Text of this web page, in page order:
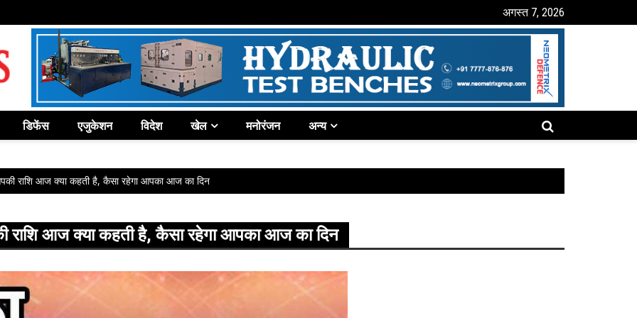
अगस्त 7, 2026
डिफेंस एजुकेशन विदेश खेल मनोरंजन अन्य
राशि आज क्या कहती है, कैसा रहेगा आपका आज का दिन
राशि आज क्या कहती है, कैसा रहेगा आपका आज का दिन